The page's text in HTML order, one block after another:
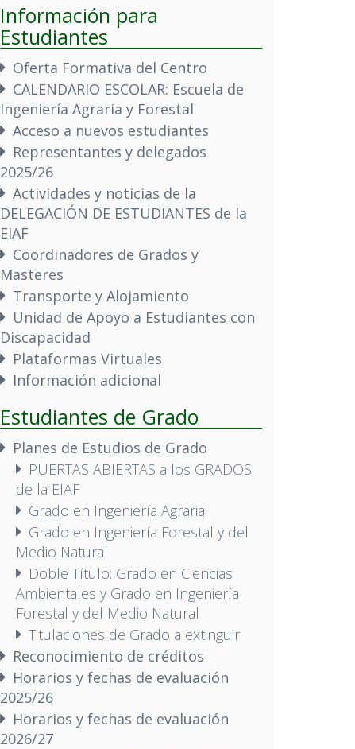
Información para
Estudiantes
Oferta Formativa del Centro
CALENDARIO ESCOLAR: Escuela de
Ingeniería Agraria y Forestal
Acceso a nuevos estudiantes
Representantes y delegados
2025/26
Actividades y noticias de la
DELEGACIÓN DE ESTUDIANTES de la
EIAF
Coordinadores de Grados y
Masteres
Transporte y Alojamiento
Unidad de Apoyo a Estudiantes con
Discapacidad
Plataformas Virtuales
Información adicional
Estudiantes de Grado
Planes de Estudios de Grado
PUERTAS ABIERTAS a los GRADOS
de la EIAF
Grado en Ingeniería Agraria
Grado en Ingeniería Forestal y del
Medio Natural
Doble Título: Grado en Ciencias
Ambientales y Grado en Ingeniería
Forestal y del Medio Natural
Titulaciones de Grado a extinguir
Reconocimiento de créditos
Horarios y fechas de evaluación
2025/26
Horarios y fechas de evaluación
2026/27